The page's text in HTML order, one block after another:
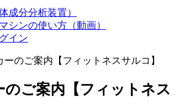
成分分析装置）
シンの使い方（動画）
イン
ーのご案内【フィットネスサルコ】
のご案内【フィットネス